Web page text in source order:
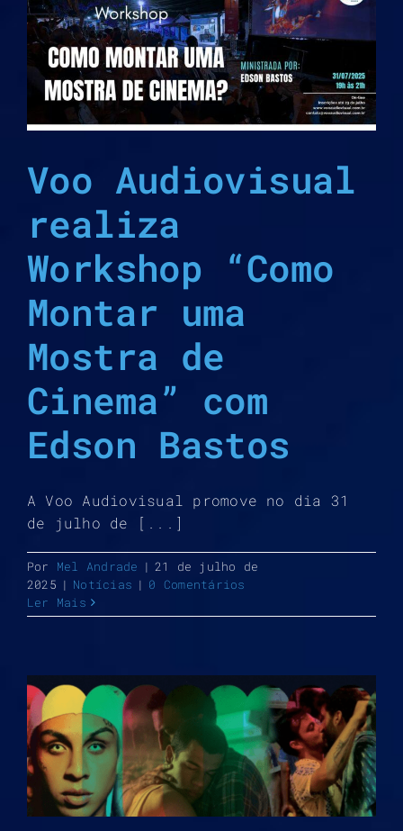
Voo Audiovisual
realiza
Workshop “Como
Montar uma
Mostra de
Cinema” com
Edson Bastos
A Voo Audiovisual promove no dia 31
de julho de [...]
Por Mel Andrade | 21 de julho de
2025 | Notícias | 0 Comentários
Ler Mais